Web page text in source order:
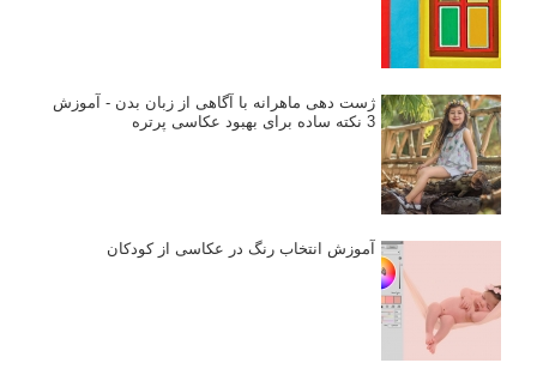
ژست دهی ماهرانه با آگاهی از زبان بدن - آموزش
3 نکته ساده برای بهبود عکاسی پرتره
آموزش انتخاب رنگ در عکاسی از کودکان